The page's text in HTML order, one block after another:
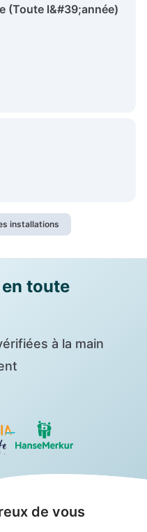
(Toute l&#39;année)
installations
toute
à la main
de vous